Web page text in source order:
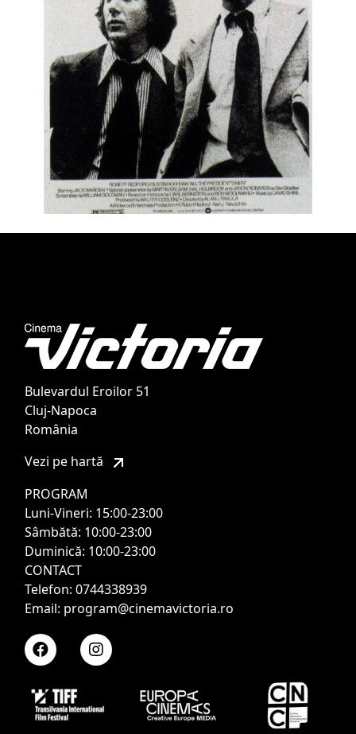
Bulevardul Eroilor 51
Cluj-Napoca
România
Vezi pe hartă
PROGRAM
Luni-Vineri: 15:00-23:00
Sâmbătă: 10:00-23:00
Duminică: 10:00-23:00
CONTACT
Telefon: 0744338939
Email: program@cinemavictoria.ro